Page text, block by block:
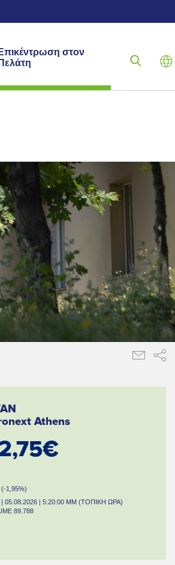
στον
Athens
1,95%)
05.08.2026 | 5:20:00 ΜΜ (ΤΟΠΙΚΗ ΩΡΑ)
89.788